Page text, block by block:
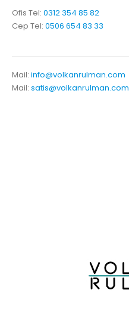
Ofis Tel: 0312 354 85 82
Cep Tel: 0506 654 83 33
Mail: info@volkanrulman.com
Mail: satis@volkanrulman.com